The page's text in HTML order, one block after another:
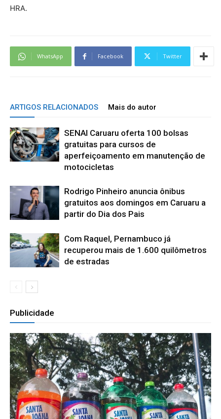
HRA.
WhatsApp Facebook Twitter
ARTIGOS RELACIONADOS Mais do autor
SENAI Caruaru oferta 100 bolsas
gratuitas para cursos de
aperfeiçoamento em manutenção de
motocicletas
Rodrigo Pinheiro anuncia ônibus
gratuitos aos domingos em Caruaru a
partir do Dia dos Pais
Com Raquel, Pernambuco já
recuperou mais de 1.600 quilômetros
de estradas
Publicidade